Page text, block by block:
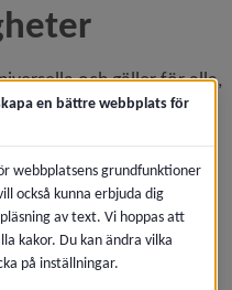
och gäller för alla,
är födda fria och lika i
arbetar för ett öppet
oavsett kön, ålder,
trosuppfattning och
konvention om
handlar om att
en bättre webbplats för
webbplatsens grundfunktioner
också kunna erbjuda dig
av text. Vi hoppas att
kakor. Du kan ändra vilka
på inställningar.